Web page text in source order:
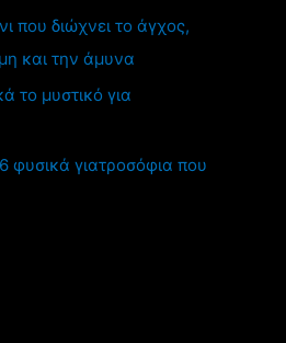
που διώχνει το άγχος,
και την άμυνα
το μυστικό για
φυσικά γιατροσόφια που